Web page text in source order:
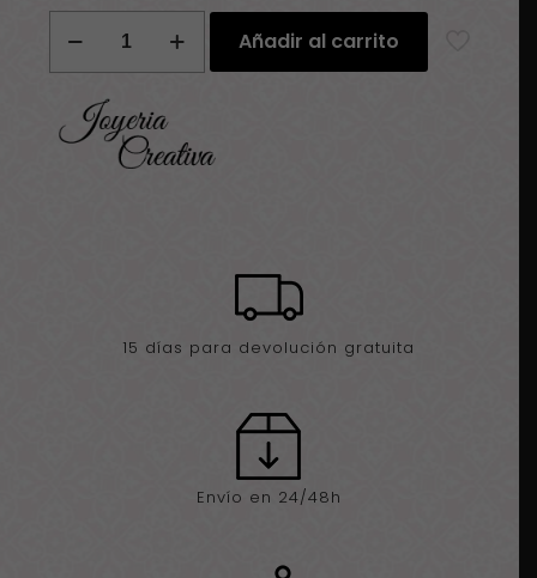
Golondrina
cantidad
Añadir al carrito
15 días para devolución gratuita
Envío en 24/48h